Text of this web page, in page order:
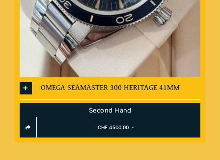
OMEGA SEAMASTER 300 HERITAGE 41MM
Second Hand
CHF 4500.00 .-